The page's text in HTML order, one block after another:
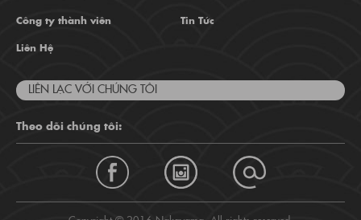
Công ty thành viên Tin Tức
Liên Hệ
LIÊN LẠC VỚI CHÚNG TÔI
Theo dõi chúng tôi: